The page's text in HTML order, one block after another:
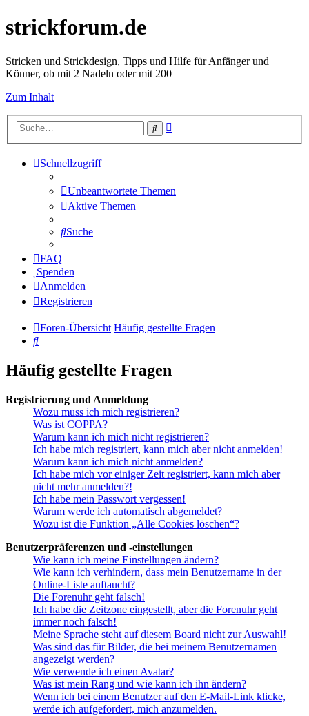
strickforum.de
Stricken und Strickdesign, Tipps und Hilfe für Anfänger und
Könner, ob mit 2 Nadeln oder mit 200
Zum Inhalt
Suche
Schnellzugriff
Unbeantwortete Themen
Aktive Themen
Suche
FAQ
Spenden
Anmelden
Registrieren
Foren-Übersicht Häufig gestellte Fragen
Suche
Häufig gestellte Fragen
Registrierung und Anmeldung
Wozu muss ich mich registrieren?
Was ist COPPA?
Warum kann ich mich nicht registrieren?
Ich habe mich registriert, kann mich aber nicht anmelden!
Warum kann ich mich nicht anmelden?
Ich habe mich vor einiger Zeit registriert, kann mich aber
nicht mehr anmelden?!
Ich habe mein Passwort vergessen!
Warum werde ich automatisch abgemeldet?
Wozu ist die Funktion „Alle Cookies löschen“?
Benutzerpräferenzen und -einstellungen
Wie kann ich meine Einstellungen ändern?
Wie kann ich verhindern, dass mein Benutzername in der
Online-Liste auftaucht?
Die Forenuhr geht falsch!
Ich habe die Zeitzone eingestellt, aber die Forenuhr geht
immer noch falsch!
Meine Sprache steht auf diesem Board nicht zur Auswahl!
Was sind das für Bilder, die bei meinem Benutzernamen
angezeigt werden?
Wie verwende ich einen Avatar?
Was ist mein Rang und wie kann ich ihn ändern?
Wenn ich bei einem Benutzer auf den E-Mail-Link klicke,
werde ich aufgefordert, mich anzumelden.